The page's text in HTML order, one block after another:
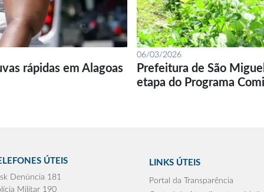
rápidas em Alagoas
06/03/2026
Prefeitura de São
etapa do Programa
ÚTEIS
Denúncia 181
Militar 190
LINKS ÚTEIS
Portal da Transparência